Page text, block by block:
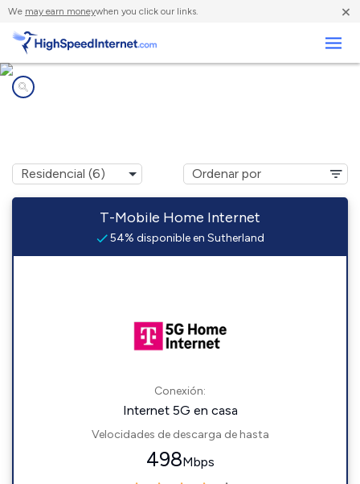
We may earn moneywhen you click our links. ×
T-Mobile Home Internet
54% disponible en Sutherland
Conexión:
Internet 5G en casa
Velocidades de descarga de hasta
498Mbps